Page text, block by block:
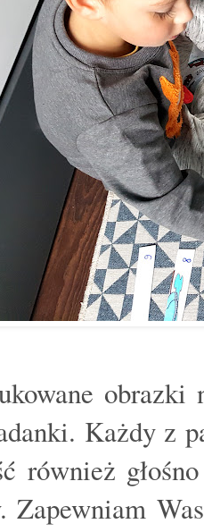
obrazki
Każdy z
również
Zapewniam